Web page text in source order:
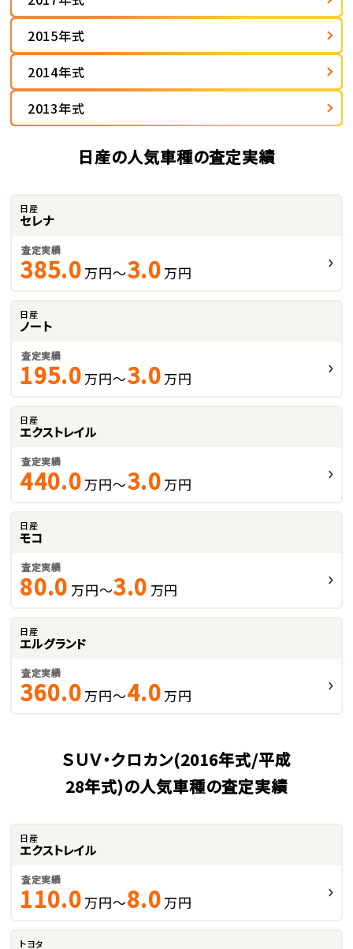
2015年式
2014年式
2013年式
日産の人気車種の査定実績
日産
セレナ
査定実績
385.0 万円～3.0 万円
日産
ノート
査定実績
195.0 万円～3.0 万円
日産
エクストレイル
査定実績
440.0 万円～3.0 万円
日産
モコ
査定実績
80.0 万円～3.0 万円
日産
エルグランド
査定実績
360.0 万円～4.0 万円
ＳＵＶ・クロカン(2016年式/平成
28年式)の人気車種の査定実績
日産
エクストレイル
査定実績
110.0 万円～8.0 万円
トヨタ